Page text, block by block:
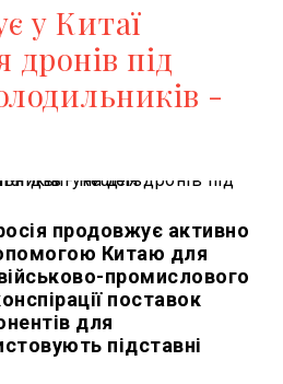
у Китаї
дронів під
-
продовжує активно
Китаю для
промислового
поставок
для
підставні